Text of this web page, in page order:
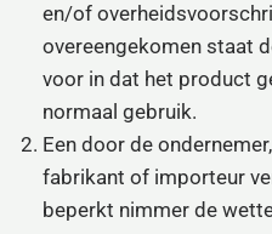
en/of
overeengekomen staat
voor in dat het product
normaal gebruik.
Een door de
fabrikant of importeur
beperkt nimmer de